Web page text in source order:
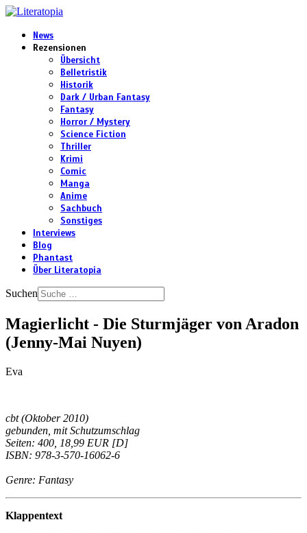
News
Rezensionen
Übersicht
Belletristik
Historik
Dark / Urban Fantasy
Fantasy
Horror / Mystery
Science Fiction
Thriller
Krimi
Comic
Manga
Anime
Sachbuch
Sonstiges
Interviews
Blog
Phantast
Über Literatopia
Suchen
Magierlicht - Die Sturmjäger von Aradon
(Jenny-Mai Nuyen)
Eva
cbt (Oktober 2010)
gebunden, mit Schutzumschlag
Seiten: 400, 18,99 EUR [D]
ISBN: 978-3-570-16062-6
Genre: Fantasy
Klappentext